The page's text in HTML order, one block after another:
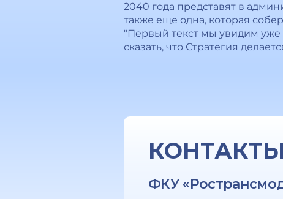
2040 года представят в
также еще одна, которая
"Первый текст мы увидим уже
сказать, что Стратегия
КОНТАКТЫ
ФКУ